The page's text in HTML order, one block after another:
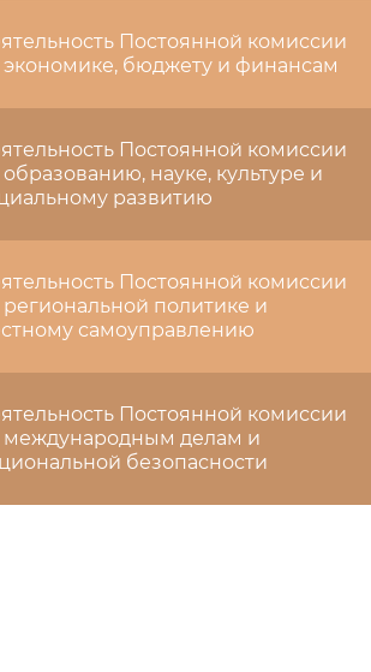
Постоянной комиссии
экономике, бюджету и финансам
Постоянной комиссии
науке, культуре и
развитию
Постоянной комиссии
региональной политике и
самоуправлению
Постоянной комиссии
международным делам и
безопасности